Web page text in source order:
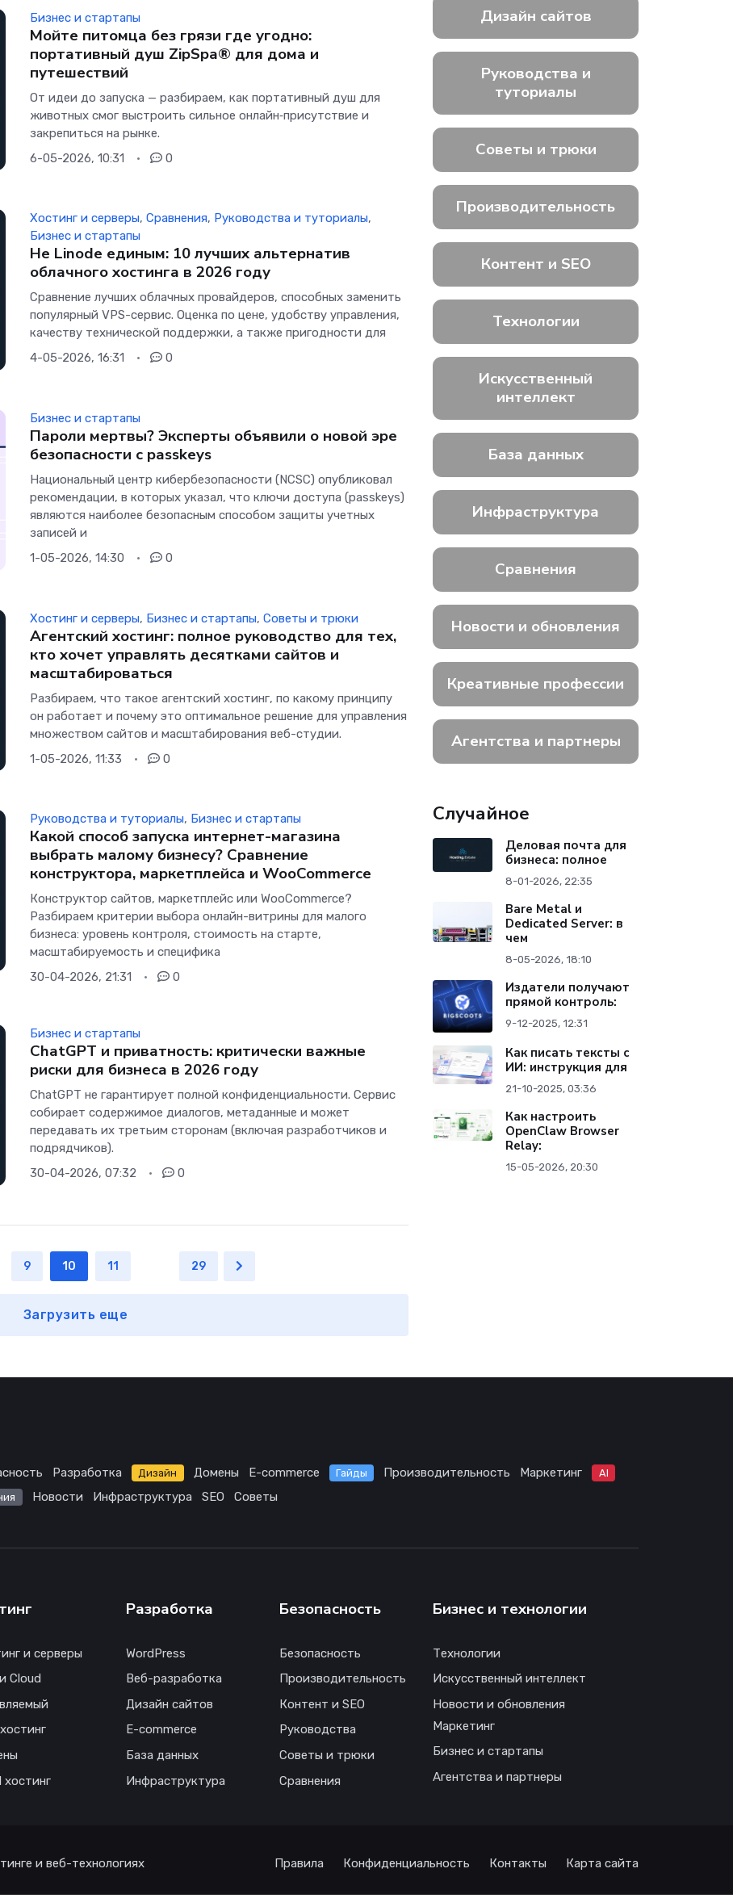
Бизнес и стартапы
Мойте питомца без грязи где угодно:
портативный душ ZipSpa® для дома и
путешествий
От идеи до запуска — разбираем, как портативный душ для
животных смог выстроить сильное онлайн‑присутствие и
закрепиться на рынке.
6-05-2026, 10:31
0
Хостинг и серверы,Сравнения, Руководства и туториалы,
Бизнес и стартапы
Не Linode единым: 10 лучших альтернатив
облачного хостинга в 2026 году
Сравнение лучших облачных провайдеров, способных заменить
популярный VPS-сервис. Оценка по цене, удобству управления,
качеству технической поддержки, а также пригодности для
4-05-2026, 16:31
0
Бизнес и стартапы
Пароли мертвы? Эксперты объявили о новой эре
безопасности с passkeys
Национальный центр кибербезопасности (NCSC) опубликовал
рекомендации, в которых указал, что ключи доступа (passkeys)
являются наиболее безопасным способом защиты учетных
записей и
1-05-2026, 14:30
0
Хостинг и серверы, Бизнес и стартапы,Советы и трюки
Агентский хостинг: полное руководство для тех,
кто хочет управлять десятками сайтов и
масштабироваться
Разбираем, что такое агентский хостинг, по какому принципу
он работает и почему это оптимальное решение для управления
множеством сайтов и масштабирования веб-студии.
1-05-2026, 11:33
0
Руководства и туториалы, Бизнес и стартапы
Какой способ запуска интернет-магазина
выбрать малому бизнесу? Сравнение
конструктора, маркетплейса и WooCommerce
Конструктор сайтов, маркетплейс или WooCommerce?
Разбираем критерии выбора онлайн-витрины для малого
бизнеса: уровень контроля, стоимость на старте,
масштабируемость и специфика
30-04-2026, 21:31
0
Бизнес и стартапы
ChatGPT и приватность: критически важные
риски для бизнеса в 2026 году
ChatGPT не гарантирует полной конфиденциальности. Сервис
собирает содержимое диалогов, метаданные и может
передавать их третьим сторонам (включая разработчиков и
подрядчиков).
30-04-2026, 07:32
0
9 10 11 29
Загрузить еще
Дизайн сайтов
Руководства и
туториалы
Советы и трюки
Производительность
Контент и SEO
Технологии
Искусственный
интеллект
База данных
Инфраструктура
Сравнения
Новости и обновления
Креативные профессии
Агентства и партнеры
Случайное
Деловая почта для
бизнеса: полное
8-01-2026, 22:35
Bare Metal и
Dedicated Server: в
чем
8-05-2026, 18:10
Издатели получают
прямой контроль:
9-12-2025, 12:31
Как писать тексты с
ИИ: инструкция для
21-10-2025, 03:36
Как настроить
OpenClaw Browser
Relay:
15-05-2026, 20:30
Разработка Дизайн Домены E-commerce Гайды Производительность Маркетинг AI
Новости Инфраструктура SEO Советы
и серверы
Cloud
хостинг
Разработка
WordPress
Веб-разработка
Дизайн сайтов
E-commerce
База данных
Инфраструктура
Безопасность
Безопасность
Производительность
Контент и SEO
Руководства
Советы и трюки
Сравнения
Бизнес и технологии
Технологии
Искусственный интеллект
Новости и обновления
Маркетинг
Бизнес и стартапы
Агентства и партнеры
и веб-технологиях Правила Конфиденциальность Контакты Карта сайта